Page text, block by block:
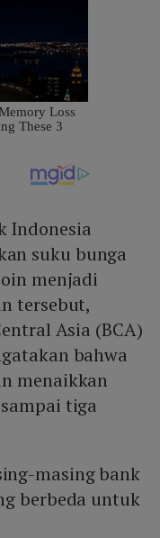
Indonesia
suku bunga
menjadi
tersebut,
Asia (BCA)
bahwa
menaikkan
tiga
masing bank
berbeda untuk